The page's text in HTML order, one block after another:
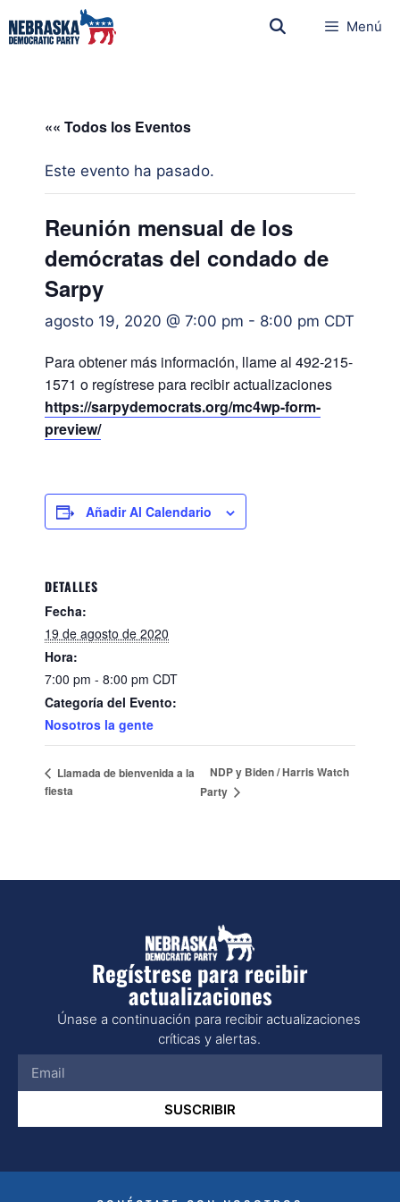
Menú
«« Todos los Eventos
Este evento ha pasado.
Reunión mensual de los
demócratas del condado de
Sarpy
agosto 19, 2020 @ 7:00 pm - 8:00 pm CDT
Para obtener más información, llame al 492-215-
1571 o regístrese para recibir actualizaciones
https://sarpydemocrats.org/mc4wp-form-
preview/
Añadir Al Calendario
DETALLES
Fecha:
19 de agosto de 2020
Hora:
7:00 pm - 8:00 pm CDT
Categoría del Evento:
Nosotros la gente
Llamada de bienvenida a la
fiesta
NDP y Biden / Harris Watch
Party
Regístrese para recibir
actualizaciones
Únase a continuación para recibir actualizaciones
críticas y alertas.
SUSCRIBIR